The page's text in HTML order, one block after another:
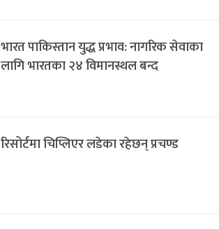
भारत पाकिस्तान युद्ध प्रभाव: नागरिक सेवाका
लागि भारतका २४ विमानस्थल बन्द
रिसोर्टमा चिप्लिएर लडेका रहेछन् प्रचण्ड